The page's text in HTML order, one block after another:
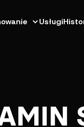
Usługi